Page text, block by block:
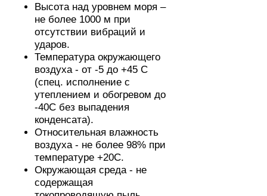
Высота над уровнем моря –
не более 1000 м при
отсутствии вибраций и
ударов.
Температура окружающего
воздуха - от -5 до +45 С
(спец. исполнение с
утеплением и обогревом до
-40С без выпадения
конденсата).
Относительная влажность
воздуха - не более 98% при
температуре +20С.
Окружающая среда - не
содержащая